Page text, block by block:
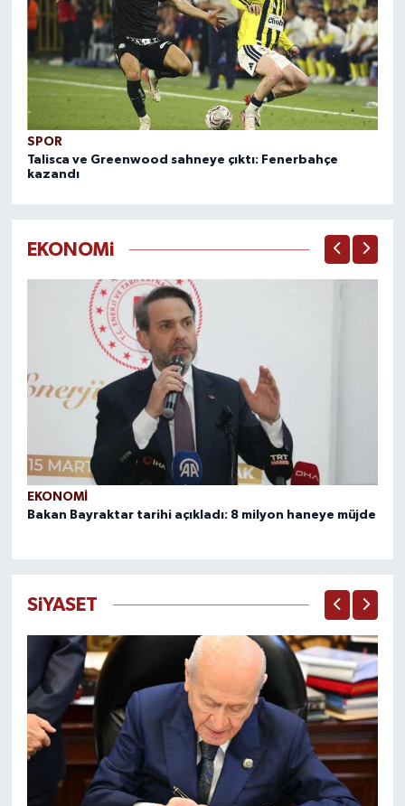
SPOR
Talisca ve Greenwood sahneye çıktı: Fenerbahçe
kazandı
EKONOMi
EKONOMI
Bakan Bayraktar tarihi açıkladı: 8 milyon haneye müjde
SiYASET